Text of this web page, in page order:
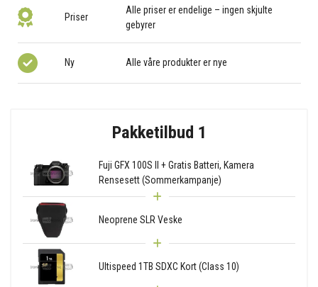
Priser
Alle priser er endelige – ingen skjulte
gebyrer
Ny Alle våre produkter er nye
Pakketilbud 1
Fuji GFX 100S II + Gratis Batteri, Kamera
Rensesett (Sommerkampanje)
Neoprene SLR Veske
Ultispeed 1TB SDXC Kort (Class 10)